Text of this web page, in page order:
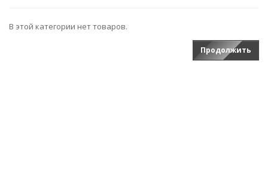
В этой категории нет товаров.
Продолжить